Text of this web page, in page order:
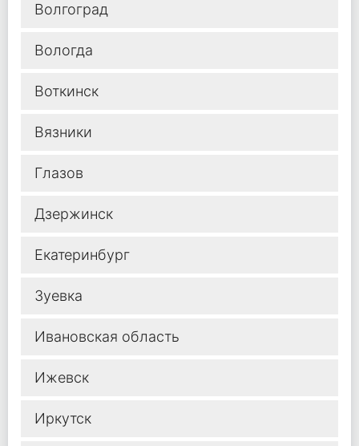
Волгоград
Вологда
Воткинск
Вязники
Глазов
Дзержинск
Екатеринбург
Зуевка
Ивановская область
Ижевск
Иркутск